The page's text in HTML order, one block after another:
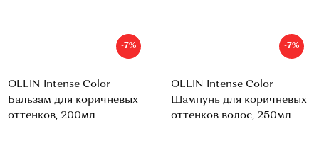
-7%
OLLIN Intense Color
Бальзам для коричневых
оттенков, 200мл
-7%
OLLIN Intense Color
Шампунь для коричневых
оттенков волос, 250мл